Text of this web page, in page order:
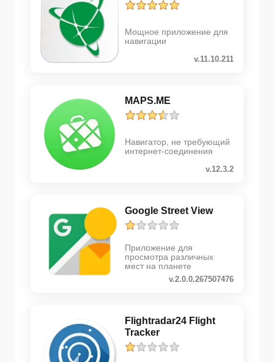
Мощное приложение для
навигации
v.11.10.211
MAPS.ME
Навигатор, не требующий
интернет-соединения
v.12.3.2
Google Street View
Приложение для
просмотра различных
мест на планете
v.2.0.0.267507476
Flightradar24 Flight
Tracker